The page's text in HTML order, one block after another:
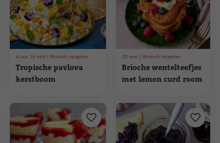
Tropische pavlova
kerstboom
4 uur 15 min Brunch recepten
Brioche wentelteefjes
met lemon curd room
20 min Brunch recepten